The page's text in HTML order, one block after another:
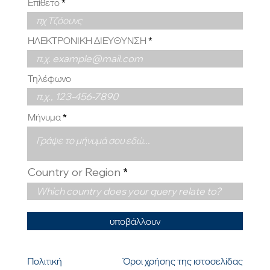
Πολιτική
Όροι χρήσης της ιστοσελίδας
Επίθετο
ΗΛΕΚΤΡΟΝΙΚΗ ΔΙΕΥΘΥΝΣΗ
Τηλέφωνο
Μήνυμα
υποβάλλουν
Country or Region